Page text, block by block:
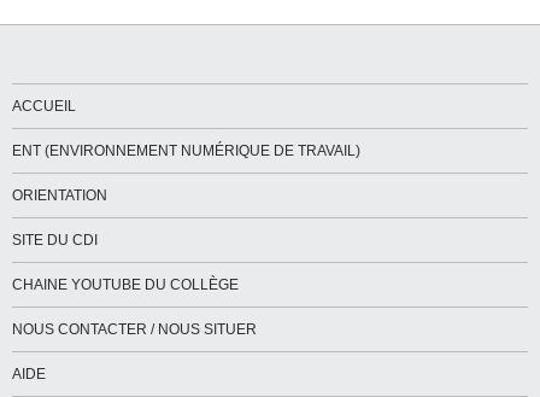
ACCUEIL
ENT (ENVIRONNEMENT NUMÉRIQUE DE TRAVAIL)
ORIENTATION
SITE DU CDI
CHAINE YOUTUBE DU COLLÈGE
NOUS CONTACTER / NOUS SITUER
AIDE